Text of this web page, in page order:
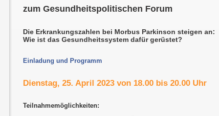
zum Gesundheitspolitischen Forum
Die Erkrankungszahlen bei Morbus Parkinson steigen an:
Wie ist das Gesundheitssystem dafür gerüstet?
Einladung und Programm
Dienstag, 25. April 2023 von 18.00 bis 20.00 Uhr
Teilnahmemöglichkeiten: